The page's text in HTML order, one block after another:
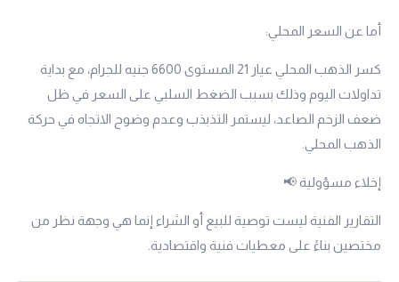
أما عن السعر المحلي:
كسر الذهب المحلي عيار 21
المستوى 6600 جنيه للجرام، مع بداية
تداولات اليوم وذلك بسبب الضغط السلبي على السعر في ظل
ضعف الزخم الصاعد، ليستمر التذبذب وعدم وضوح الاتجاه في حركة
الذهب المحلي.
إخلاء مسؤولية 📢
التقارير الفنية ليست توصية للبيع أو الشراء إنما هي وجهة نظر من
مختصين بناءً على معطيات فنية واقتصادية.